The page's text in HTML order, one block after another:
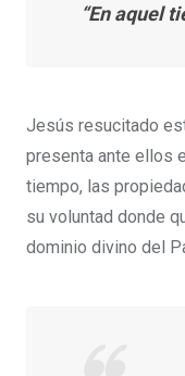
“En aquel
Jesús resucitado
presenta ante ellos
tiempo, las
su voluntad donde
dominio divino del